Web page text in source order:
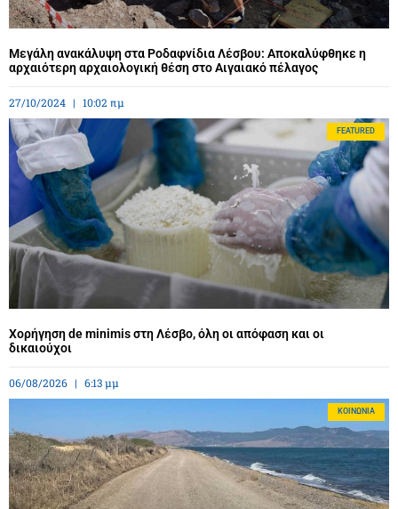
Μεγάλη ανακάλυψη στα Ροδαφνίδια Λέσβου: Αποκαλύφθηκε η
αρχαιότερη αρχαιολογική θέση στο Αιγαιακό πέλαγος
27/10/2024 10:02 πμ
FEATURED
Χορήγηση de minimis στη Λέσβο, όλη οι απόφαση και οι
δικαιούχοι
06/08/2026 6:13 μμ
ΚΟΙΝΩΝΊΑ